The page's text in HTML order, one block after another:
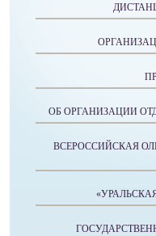
ОБ ОРГАНИЗАЦИИ
ВСЕРОССИЙСКАЯ